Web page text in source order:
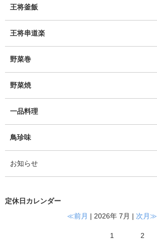
王将釜飯
リ
ー
王将串道楽エ
ー
件
野菜巻エ
リ
ー
数
件
野菜焼エ
リ
ー
数
件
一品料理エ
ー
数
件
鳥珍味エ
リ
ー
件
お知らせエ
ー
件
定休日カレンダー
≪前月 | 2026年 7月 | 次月≫
1
2